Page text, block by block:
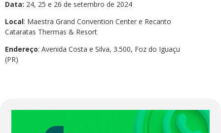
Data: 24, 25 e 26 de setembro de 2024
Local: Maestra Grand Convention Center e Recanto
Cataratas Thermas & Resort
Endereço: Avenida Costa e Silva, 3.500, Foz do Iguaçu
(PR)